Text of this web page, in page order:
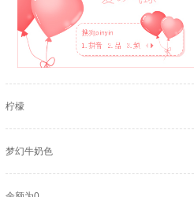
柠檬
梦幻牛奶色